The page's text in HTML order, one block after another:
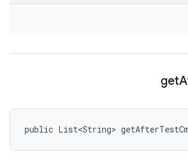
get
public List<String>